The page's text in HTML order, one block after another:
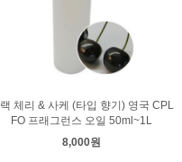
체리 & 사케 (타입 향기) 영국 CPL
FO 프래그런스 오일 50ml~1L
8,000원